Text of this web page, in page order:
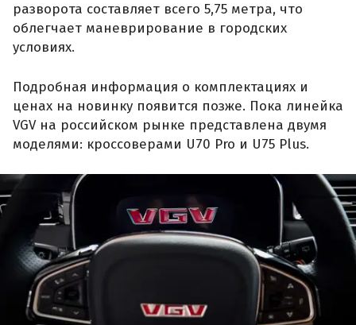
разворота составляет всего 5,75 метра, что
облегчает маневрирование в городских
условиях.
Подробная информация о комплектациях и
ценах на новинку появится позже. Пока линейка
VGV на российском рынке представлена двумя
моделями: кроссоверами U70 Pro и U75 Plus.